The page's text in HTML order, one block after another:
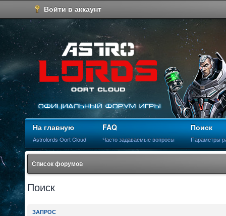
Войти в аккаунт
На главную
Astrolords Oort Cloud
FAQ
Часто задаваемые вопросы
Поиск
Параметры
Список форумов
Поиск
ЗАПРОС